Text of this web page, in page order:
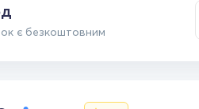
є безкоштовним